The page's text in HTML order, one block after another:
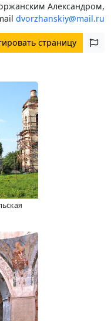
Александром,
dvorzhanskiy@mail.ru
страницу